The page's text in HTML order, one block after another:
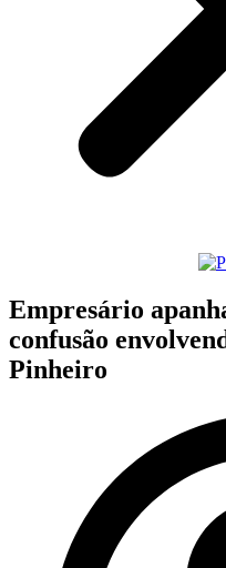
Empresário
confusão
Pinheiro